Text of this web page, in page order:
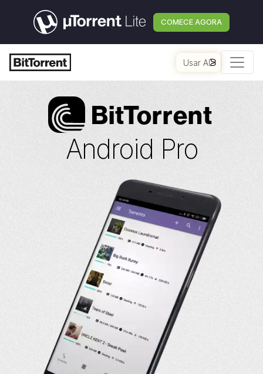
COMECE AGORA
Usar AI
BitTorrent
Android Pro